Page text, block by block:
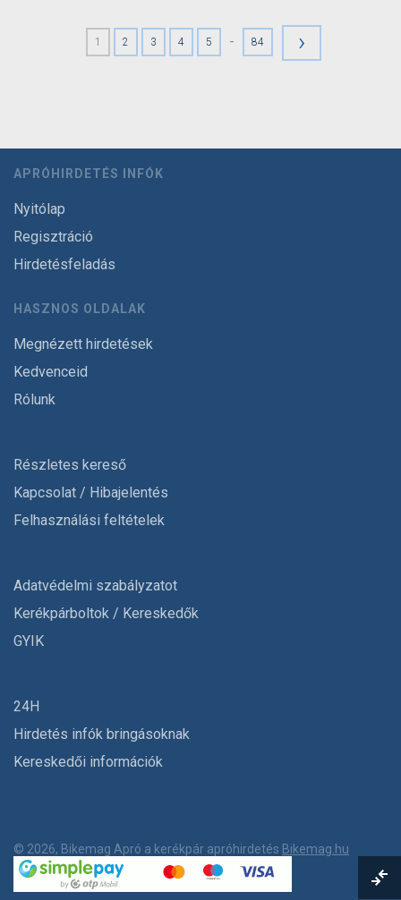
1 2 3 4 5 - 84 ›
APRÓHIRDETÉS INFÓK
Nyitólap
Regisztráció
Hirdetésfeladás
HASZNOS OLDALAK
Megnézett hirdetések
Kedvenceid
Rólunk
Részletes kereső
Kapcsolat / Hibajelentés
Felhasználási feltételek
Adatvédelmi szabályzatot
Kerékpárboltok / Kereskedők
GYIK
24H
Hirdetés infók bringásoknak
Kereskedői információk
© 2026, Bikemag Apró a kerékpár apróhirdetés Bikemag.hu